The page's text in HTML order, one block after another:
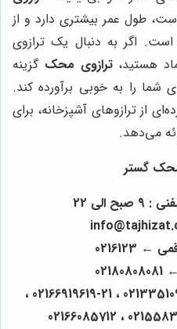
است، طول عمر بیشتری دارد و از
اگر به دنبال یک ترازوی
هستید،ترازوی محک گزینه
شما را به خوبی برآورده کند.
از ترازوهای آشپزخانه، برای
می‌دهد.
گستر
الی 22
تماس نمایندگی ها ← 70-02133510970 ، 21-02166919619 ،